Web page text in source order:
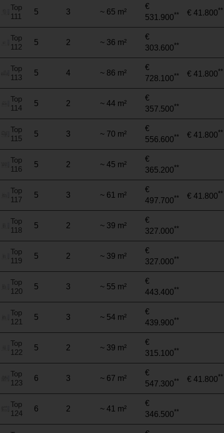
Top
111
5 3 ~ 65 m²
€
531.900** € 41.800**
Top
112
5 2 ~ 36 m²
€
303.600**
Top
113
5 4 ~ 86 m²
€
728.100** € 41.800**
Top
114
5 2 ~ 44 m²
€
357.500**
Top
115
5 3 ~ 70 m²
€
556.600** € 41.800**
Top
116
5 2 ~ 45 m²
€
365.200**
Top
117
5 3 ~ 61 m²
€
497.700** € 41.800**
Top
118
5 2 ~ 39 m²
€
327.000**
Top
119
5 2 ~ 39 m²
€
327.000**
Top
120
5 3 ~ 55 m²
€
443.400**
Top
121
5 3 ~ 54 m²
€
439.900**
Top
122
5 2 ~ 39 m²
€
315.100**
Top
123
6 3 ~ 67 m²
€
547.300** € 41.800**
Top
124
6 2 ~ 41 m²
€
346.500**